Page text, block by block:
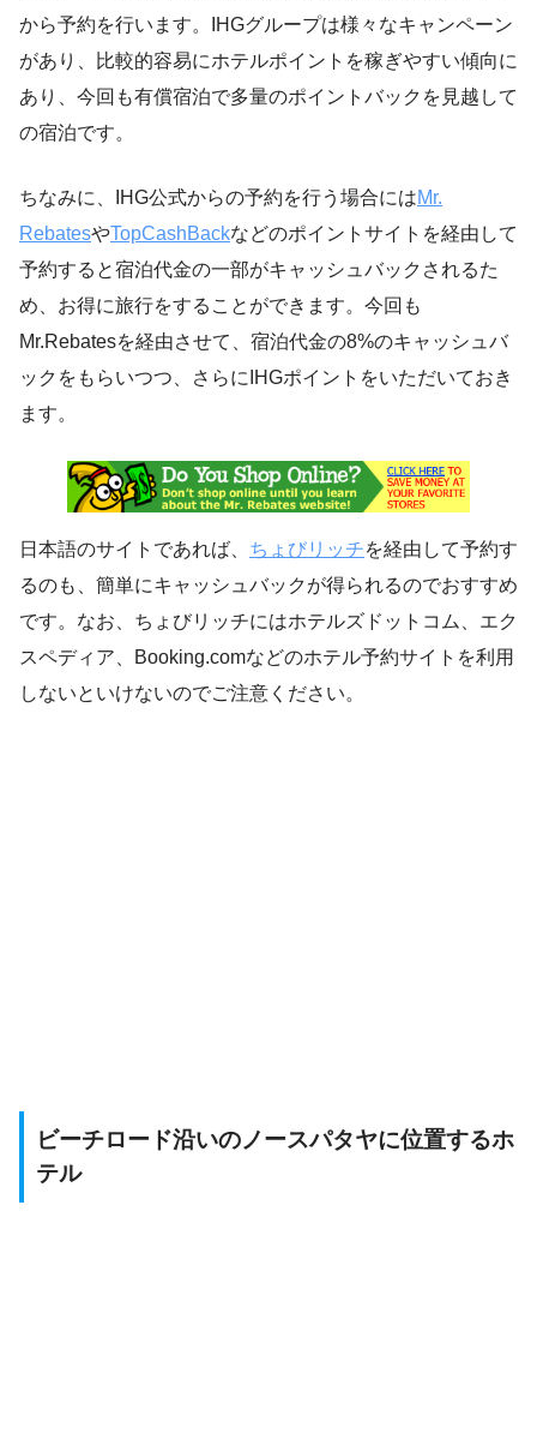
から予約を行います。IHGグループは様々なキャンペーン
があり、比較的容易にホテルポイントを稼ぎやすい傾向に
あり、今回も有償宿泊で多量のポイントバックを見越して
の宿泊です。
ちなみに、IHG公式からの予約を行う場合にはMr.
RebatesやTopCashBackなどのポイントサイトを経由して
予約すると宿泊代金の一部がキャッシュバックされるた
め、お得に旅行をすることができます。今回も
Mr.Rebatesを経由させて、宿泊代金の8%のキャッシュバ
ックをもらいつつ、さらにIHGポイントをいただいておき
ます。
日本語のサイトであれば、 ちょびリッチを経由して予約す
るのも、簡単にキャッシュバックが得られるのでおすすめ
です。なお、ちょびリッチにはホテルズドットコム、エク
スペディア、Booking.comなどのホテル予約サイトを利用
しないといけないのでご注意ください。
ビーチロード沿いのノースパタヤに位置するホ
テル